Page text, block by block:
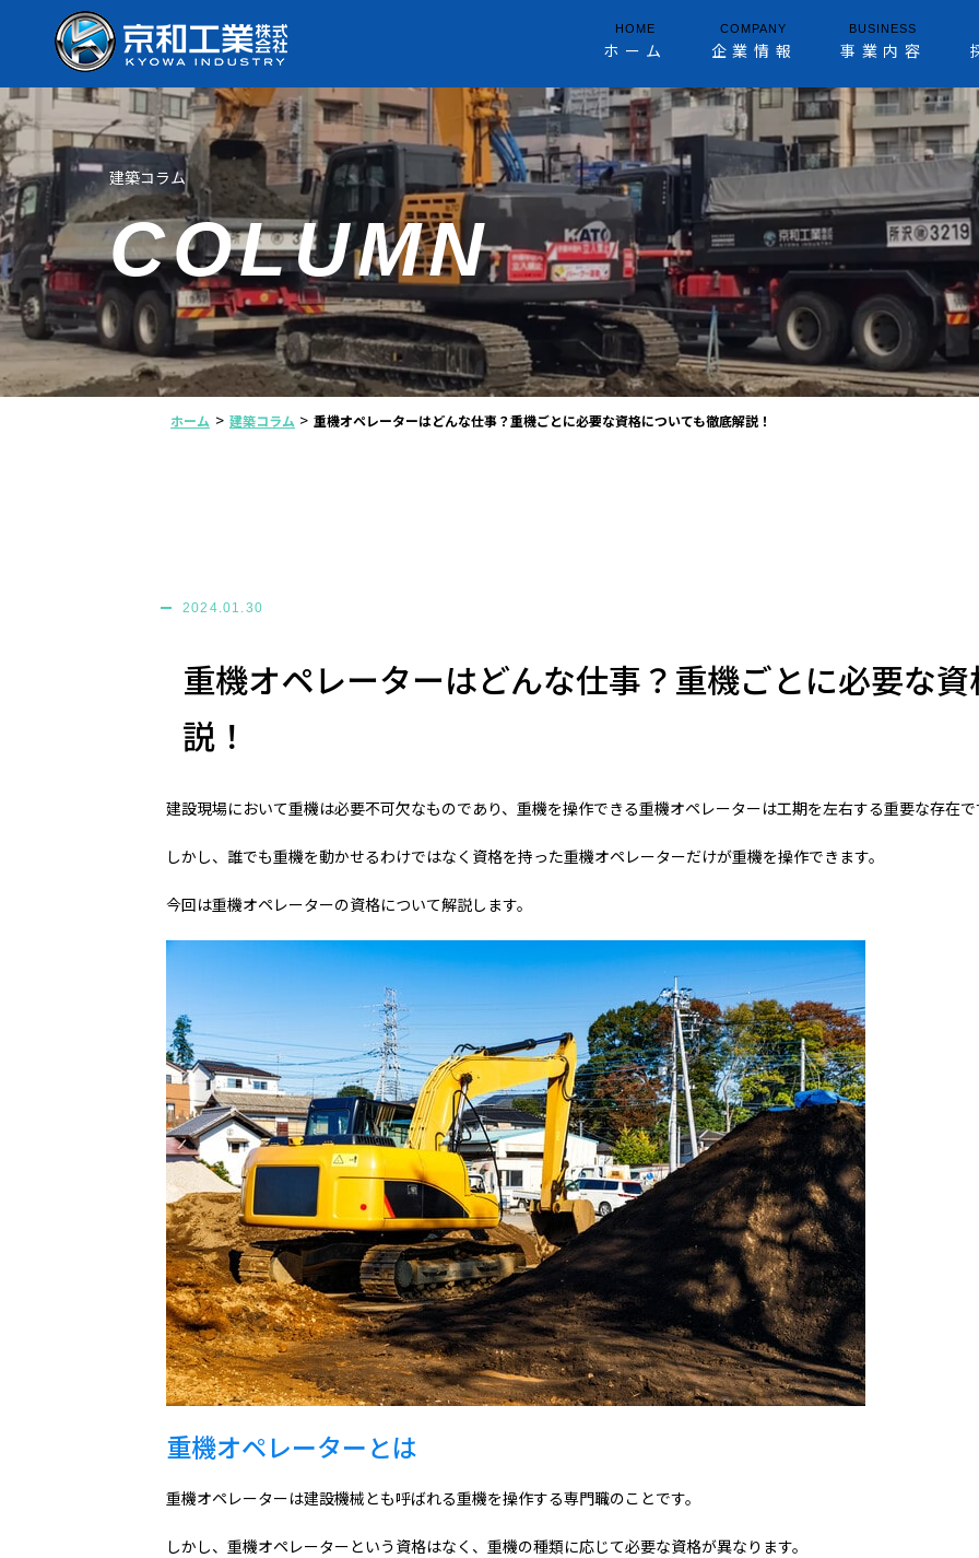
HOME
ホーム
COMPANY
企業情報
BUSINESS
事業内容
建築コラム
COLUMN
ホーム > 建築コラム > 重機オペレーターはどんな仕事？重機ごとに必要な資格についても徹底解説！
2024.01.30
重機オペレーターはどんな仕事？重機ごとに必要な
説！
建設現場において重機は必要不可欠なものであり、重機を操作できる重機オペレーターは工期を左右する重要な存在で
しかし、誰でも重機を動かせるわけではなく資格を持った重機オペレーターだけが重機を操作できます。
今回は重機オペレーターの資格について解説します。
重機オペレーターとは
重機オペレーターは建設機械とも呼ばれる重機を操作する専門職のことです。
しかし、重機オペレーターという資格はなく、重機の種類に応じて必要な資格が異なります。